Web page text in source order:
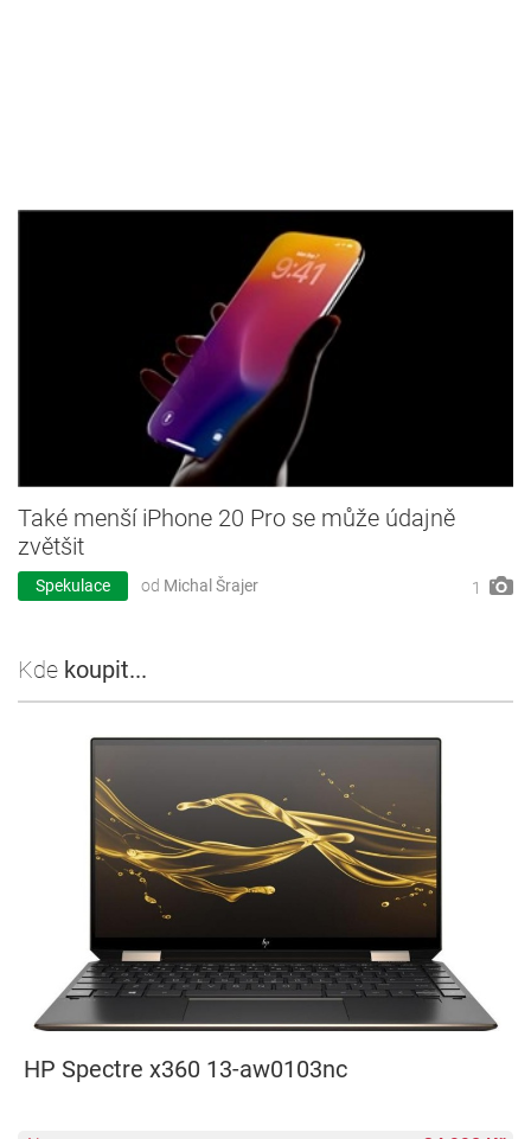
Také menší iPhone 20 Pro se může údajně
zvětšit
Spekulace od Michal Šrajer 1
Kde koupit...
HP Spectre x360 13-aw0103nc